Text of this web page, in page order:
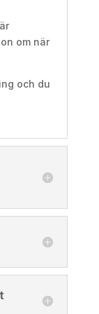
om när
och du